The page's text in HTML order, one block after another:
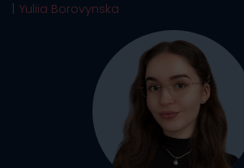
Yuliia Borovynska